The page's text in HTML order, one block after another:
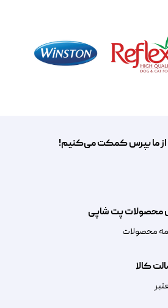
کالا
محصولات پت شاپی
محصولات
از ما بپرس کمکت می‌کنیم!